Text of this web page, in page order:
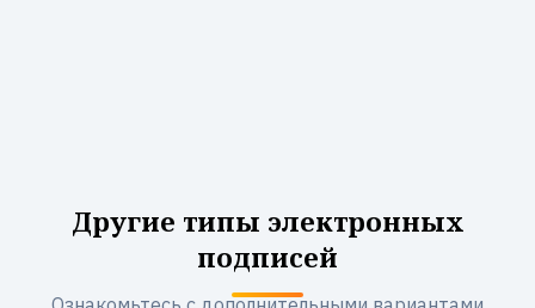
Другие типы электронных
подписей